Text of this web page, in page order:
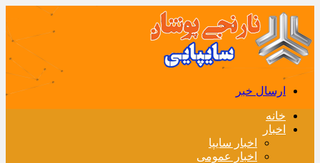
ارسال خبر
خانه
اخبار
اخبار سایپا
اخبار عمومی